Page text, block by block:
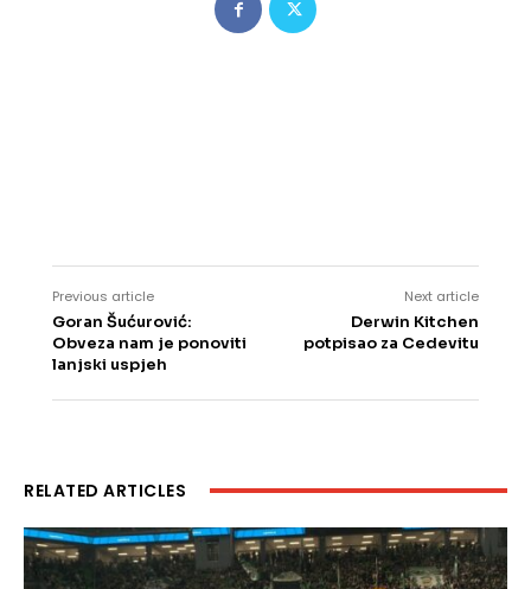
Previous article
Goran Šućurović:
Obveza nam je ponoviti
lanjski uspjeh
Next article
Derwin Kitchen
potpisao za Cedevitu
RELATED ARTICLES